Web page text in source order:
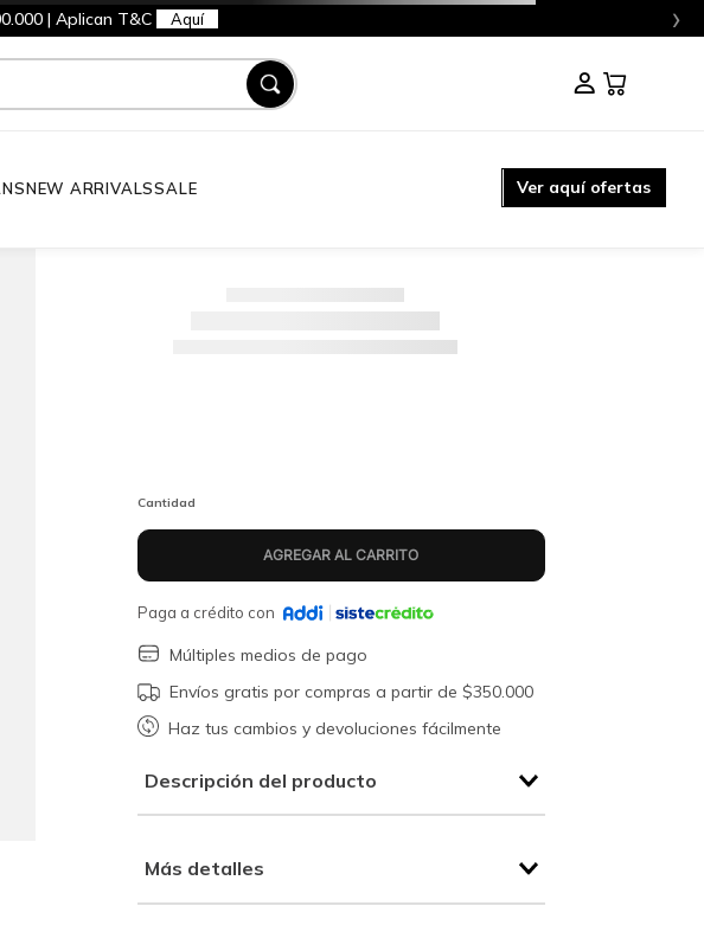
| Aplican T&C Aquí ›
NEW ARRIVALSSALE Ver aquí ofertas
Cantidad
Paga a crédito con
Múltiples medios de pago
Envíos gratis por compras a partir de $350.000
Haz tus cambios y devoluciones fácilmente
Descripción del producto
Más detalles